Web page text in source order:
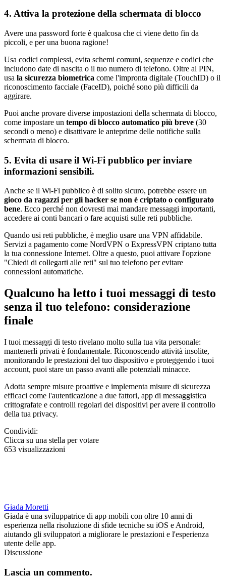
4. Attiva la protezione della schermata di blocco
Avere una password forte è qualcosa che ci viene detto fin da
piccoli, e per una buona ragione!
Usa codici complessi, evita schemi comuni, sequenze e codici che
includono date di nascita o il tuo numero di telefono. Oltre al PIN,
usa la sicurezza biometrica come l'impronta digitale (TouchID) o il
riconoscimento facciale (FaceID), poiché sono più difficili da
aggirare.
Puoi anche provare diverse impostazioni della schermata di blocco,
come impostare un tempo di blocco automatico più breve (30
secondi o meno) e disattivare le anteprime delle notifiche sulla
schermata di blocco.
5. Evita di usare il Wi-Fi pubblico per inviare
informazioni sensibili.
Anche se il Wi-Fi pubblico è di solito sicuro, potrebbe essere un
gioco da ragazzi per gli hacker se non è criptato o configurato
bene. Ecco perché non dovresti mai mandare messaggi importanti,
accedere ai conti bancari o fare acquisti sulle reti pubbliche.
Quando usi reti pubbliche, è meglio usare una VPN affidabile.
Servizi a pagamento come NordVPN o ExpressVPN criptano tutta
la tua connessione Internet. Oltre a questo, puoi attivare l'opzione
"Chiedi di collegarti alle reti" sul tuo telefono per evitare
connessioni automatiche.
Qualcuno ha letto i tuoi messaggi di testo
senza il tuo telefono: considerazione
finale
I tuoi messaggi di testo rivelano molto sulla tua vita personale:
mantenerli privati è fondamentale. Riconoscendo attività insolite,
monitorando le prestazioni del tuo dispositivo e proteggendo i tuoi
account, puoi stare un passo avanti alle potenziali minacce.
Adotta sempre misure proattive e implementa misure di sicurezza
efficaci come l'autenticazione a due fattori, app di messaggistica
crittografate e controlli regolari dei dispositivi per avere il controllo
della tua privacy.
Condividi:
Clicca su una stella per votare
653 visualizzazioni
Giada Moretti
Giada è una sviluppatrice di app mobili con oltre 10 anni di
esperienza nella risoluzione di sfide tecniche su iOS e Android,
aiutando gli sviluppatori a migliorare le prestazioni e l'esperienza
utente delle app.
Discussione
Lascia un commento.